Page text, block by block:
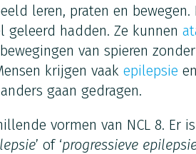
leren, praten en
geleerd hadden. Ze kunnen
van spieren
krijgen vaak epilepsie
gaan gedragen.
vormen van NCL 8. Er
’ of ‘progressieve